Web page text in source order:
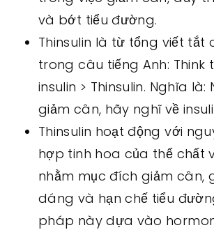
và bớt tiểu đường.
Thinsulin là từ tổng viết tắt
trong câu tiếng Anh: Think
insulin > Thinsulin. Nghĩa là:
giảm cân, hãy nghĩ về
Thinsulin hoạt động với
hợp tinh hoa của thể chất
nhằm mục đích giảm cân,
dáng và hạn chế tiểu
pháp này dựa vào